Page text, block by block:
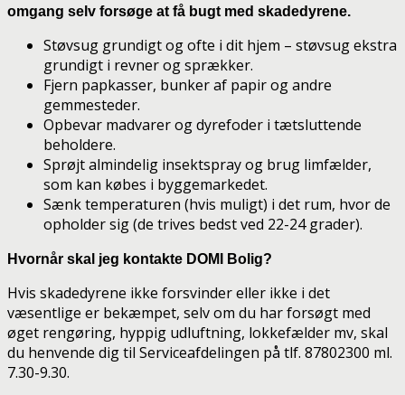
omgang selv forsøge at få bugt med skadedyrene.
Støvsug grundigt og ofte i dit hjem – støvsug ekstra
grundigt i revner og sprækker.
Fjern papkasser, bunker af papir og andre
gemmesteder.
Opbevar madvarer og dyrefoder i tætsluttende
beholdere.
Sprøjt almindelig insektspray og brug limfælder,
som kan købes i byggemarkedet.
Sænk temperaturen (hvis muligt) i det rum, hvor de
opholder sig (de trives bedst ved 22-24 grader).
Hvornår skal jeg kontakte DOMI Bolig?
Hvis skadedyrene ikke forsvinder eller ikke i det
væsentlige er bekæmpet, selv om du har forsøgt med
øget rengøring, hyppig udluftning, lokkefælder mv, skal
du henvende dig til Serviceafdelingen på tlf. 87802300 ml.
7.30-9.30.